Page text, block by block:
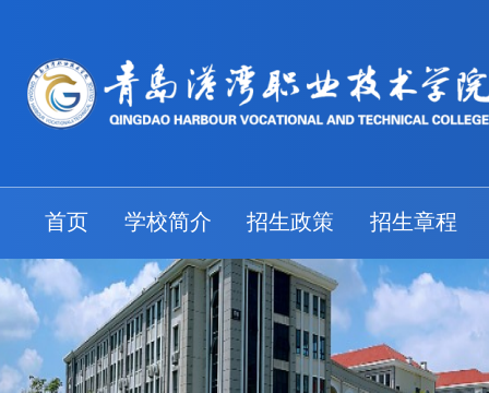
首页 学校简介 招生政策 招生章程